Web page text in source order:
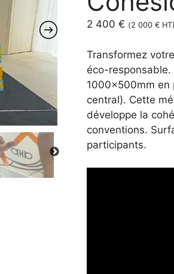
2 400 € (2 000 €HT)
Transformez
éco-
1000x500mm en
central). Cette
développe la
conventions.
participants.